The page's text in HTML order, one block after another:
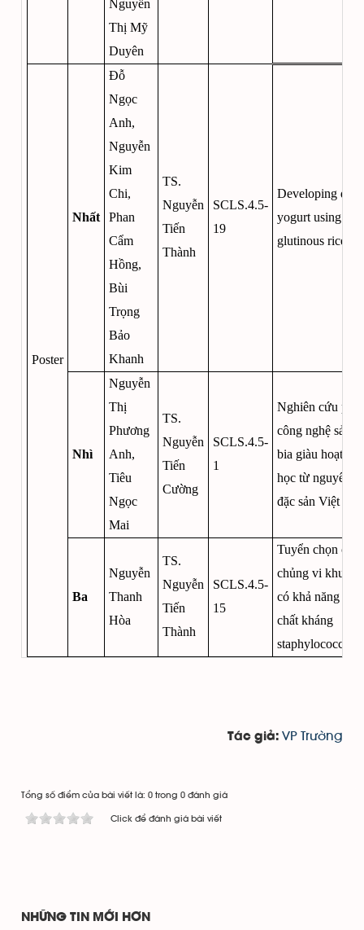
Nguyễn
Thị Mỹ
Duyên
Poster
Nhất
Đỗ
Ngọc
Anh,
Nguyễn
Kim
Chi,
Phan
Cẩm
Hồng,
Bùi
Trọng
Bảo
Khanh
TS.
Nguyễn
Tiến
Thành
SCLS.4.5-
19
Developing
yogurt using
glutinous rice
Nhì
Nguyễn
Thị
Phương
Anh,
Tiêu
Ngọc
Mai
TS.
Nguyễn
Tiến
Cường
SCLS.4.5-
1
Nghiên cứu
công nghệ sản
bia giàu hoạt
học từ nguyên
đặc sản Việt
Ba
Nguyễn
Thanh
Hòa
TS.
Nguyễn
Tiến
Thành
SCLS.4.5-
15
Tuyển chọn các
chủng vi khuẩn
có khả năng
chất kháng
staphylococcus
Tác giả: VP Trường
Tổng số điểm của bài viết là: 0 trong 0 đánh giá
Click để đánh giá bài viết
NHỮNG TIN MỚI HƠN